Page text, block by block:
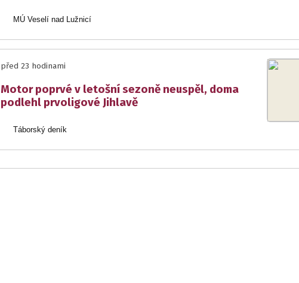
MÚ Veselí nad Lužnicí
před 23 hodinami
Motor poprvé v letošní sezoně neuspěl, doma
podlehl prvoligové Jihlavě
Táborský deník